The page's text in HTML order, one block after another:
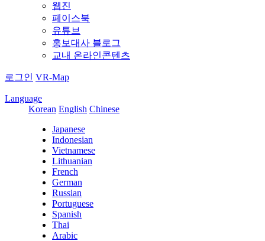
웹진
페이스북
유튜브
홍보대사 블로그
교내 온라인콘텐츠
로그인 VR-Map
Language
Korean English Chinese
Japanese
Indonesian
Vietnamese
Lithuanian
French
German
Russian
Portuguese
Spanish
Thai
Arabic